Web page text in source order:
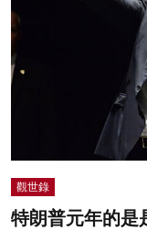
觀世錄
特朗普元年的是